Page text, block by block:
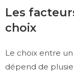
Les
choix
Le choix entre
dépend de